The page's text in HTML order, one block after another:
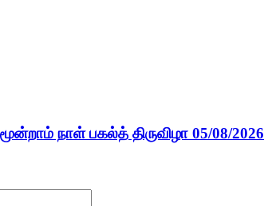
நாள் பகல்த் திருவிழா 05/08/2026